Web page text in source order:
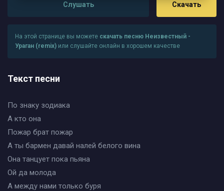
Слушать Скачать
На этой странице вы можете скачать песню Неизвестный -
Ураган (remix) или слушайте онлайн в хорошем качестве
Текст песни
По знаку зодиака
А кто она
Пожар брат пожар
А ты бармен давай налей белого вина
Она танцует пока пьяна
Ой да молода
А между нами только буря